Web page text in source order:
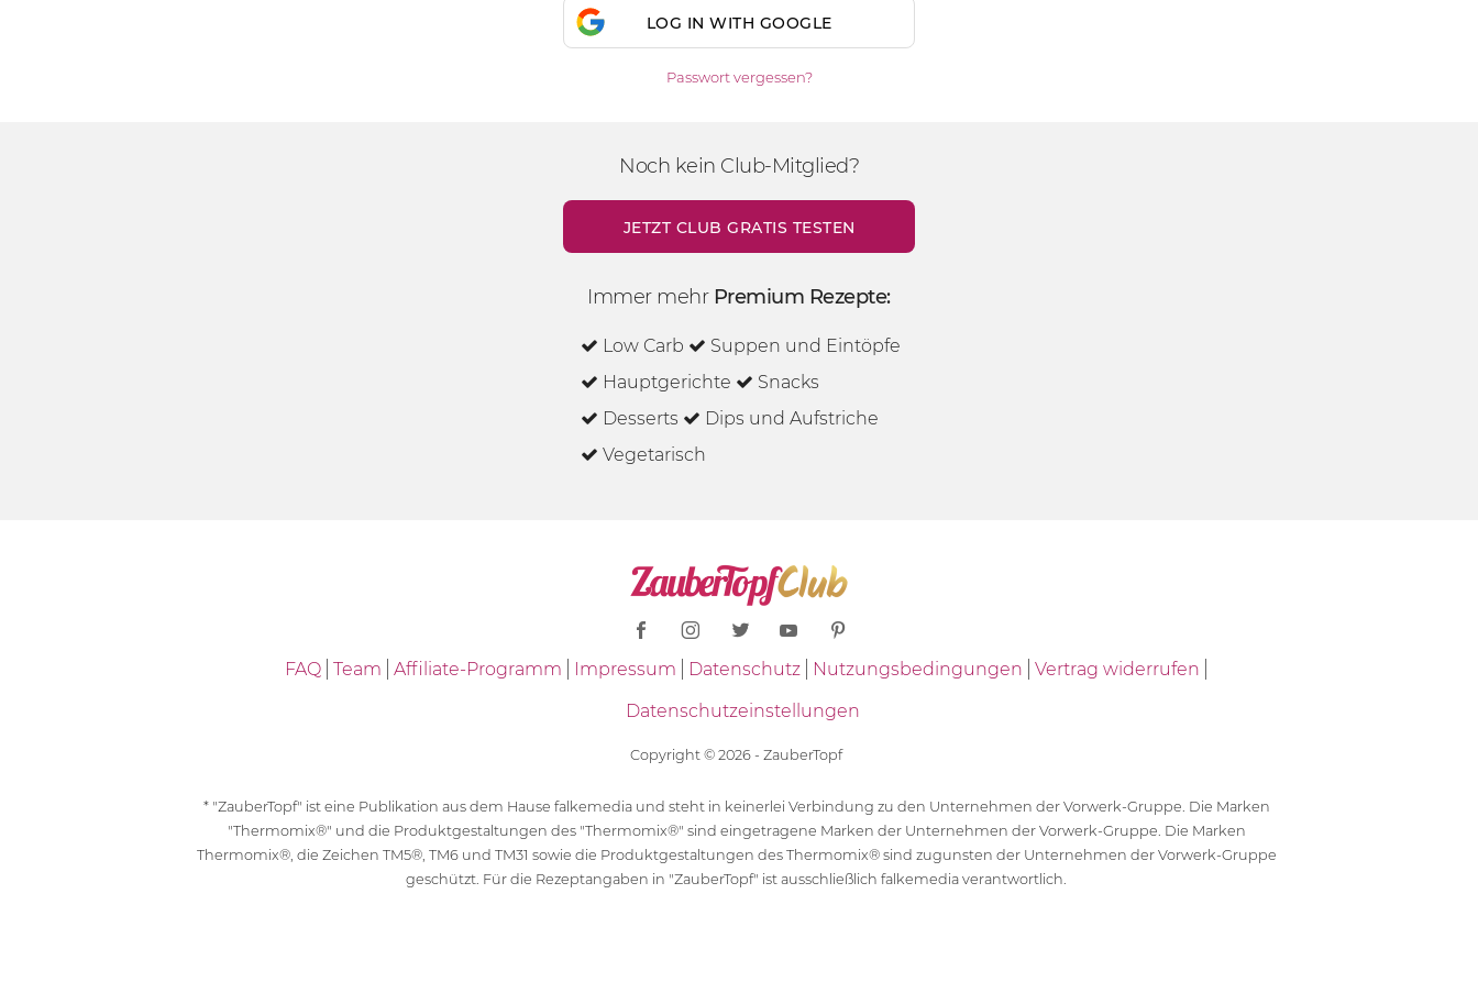
LOG IN WITH GOOGLE
Passwort vergessen?
Noch kein Club-Mitglied?
JETZT CLUB GRATIS TESTEN
Immer mehr Premium Rezepte:
Low Carb
Suppen und Eintöpfe
Hauptgerichte
Snacks
Desserts
Dips und Aufstriche
Vegetarisch
FAQ Team Affiliate-Programm Impressum Datenschutz Nutzungsbedingungen
Vertrag widerrufen
Datenschutzeinstellungen
Copyright © 2026 - ZauberTopf
* "ZauberTopf" ist eine Publikation aus dem Hause falkemedia und steht in keinerlei Verbindung zu den Unternehmen der Vorwerk-Gruppe. Die Marken
"Thermomix®" und die Produktgestaltungen des "Thermomix®" sind eingetragene Marken der Unternehmen der Vorwerk-Gruppe. Die Marken
Thermomix®, die Zeichen TM5®, TM6 und TM31 sowie die Produktgestaltungen des Thermomix® sind zugunsten der Unternehmen der Vorwerk-Gruppe
geschützt. Für die Rezeptangaben in "ZauberTopf" ist ausschließlich falkemedia verantwortlich.